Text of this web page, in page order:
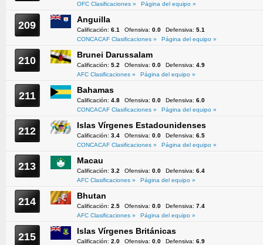
OFC Clasificaciones »
Página del equipo »
209 Anguilla
Calificación: 6.1 Ofensiva: 0.0 Defensiva: 5.1
CONCACAF Clasificaciones »
Página del equipo »
210 Brunei Darussalam
Calificación: 5.2 Ofensiva: 0.0 Defensiva: 4.9
AFC Clasificaciones »
Página del equipo »
211 Bahamas
Calificación: 4.8 Ofensiva: 0.0 Defensiva: 6.0
CONCACAF Clasificaciones »
Página del equipo »
212 Islas Vírgenes Estadounidenses
Calificación: 3.4 Ofensiva: 0.0 Defensiva: 6.5
CONCACAF Clasificaciones »
Página del equipo »
213 Macau
Calificación: 3.2 Ofensiva: 0.0 Defensiva: 6.4
AFC Clasificaciones »
Página del equipo »
214 Bhutan
Calificación: 2.5 Ofensiva: 0.0 Defensiva: 7.4
AFC Clasificaciones »
Página del equipo »
215 Islas Vírgenes Británicas
Calificación: 2.0 Ofensiva: 0.0 Defensiva: 6.9